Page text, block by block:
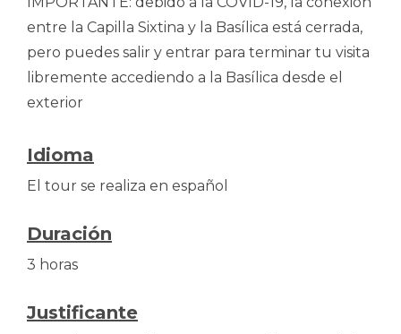
entre la Capilla Sixtina y la Basílica está cerrada,
pero puedes salir y entrar para terminar tu visita
libremente accediendo a la Basílica desde el
exterior
Idioma
El tour se realiza en español
Duración
3 horas
Justificante